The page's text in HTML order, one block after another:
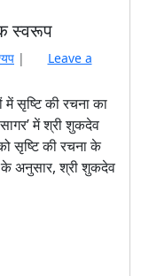
स्वरूप
|
Leave a
सृष्टि की रचना का
में श्री शुकदेव
सृष्टि की रचना के
के अनुसार, श्री शुकदेव